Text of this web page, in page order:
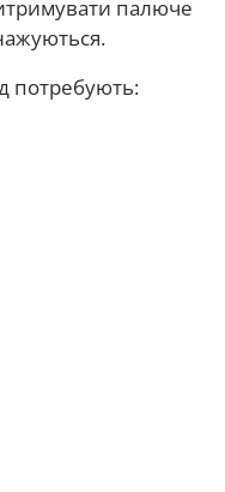
палюче
потребують: